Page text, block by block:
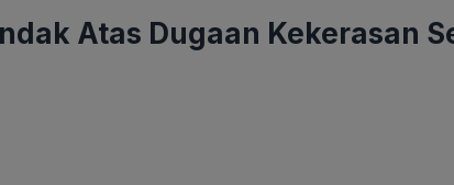
Atas Dugaan Kekerasan